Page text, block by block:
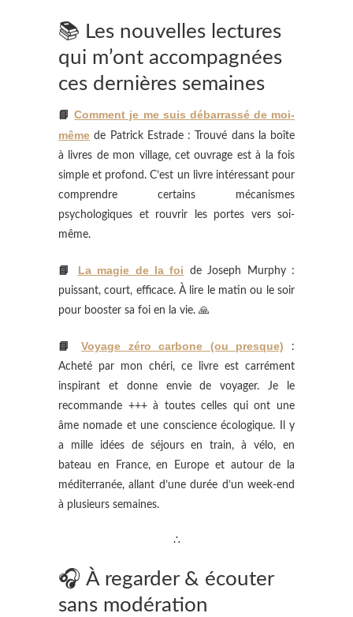
📚 Les nouvelles lectures
qui m’ont accompagnées
ces dernières semaines
📘Comment je me suis débarrassé de moi-
même de Patrick Estrade : Trouvé dans la boîte
à livres de mon village, cet ouvrage est à la fois
simple et profond. C’est un livre intéressant pour
comprendre certains mécanismes
psychologiques et rouvrir les portes vers soi-
même.
📘 La magie de la foi
de Joseph Murphy :
puissant, court, efficace. À lire le matin ou le soir
pour booster sa foi en la vie. 🙏
📘Voyage zéro carbone (ou presque)
:
Acheté par mon chéri, ce livre est carrément
inspirant et donne envie de voyager. Je le
recommande +++ à toutes celles qui ont une
âme nomade et une conscience écologique. Il y
a mille idées de séjours en train, à vélo, en
bateau en France, en Europe et autour de la
méditerranée, allant d’une durée d’un week-end
à plusieurs semaines.
∴
🎧 À regarder & écouter
sans modération